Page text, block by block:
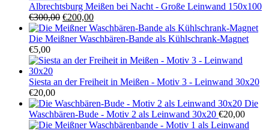
Albrechtsburg Meißen bei Nacht - Große Leinwand 150x100
€300,00 Ursprünglicher
Preis
war:
€200,00Aktueller
Preis
ist:
Die Meißner Waschbären-Bande als Kühlschrank-Magnet
€5,00
Siesta an der Freiheit in Meißen - Motiv 3 - Leinwand 30x20
€20,00
Die
Waschbären-Bude - Motiv 2 als Leinwand 30x20 €20,00